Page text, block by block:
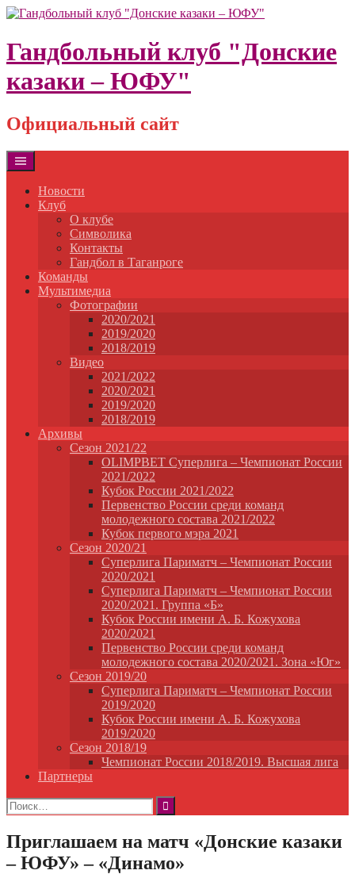
Skip
content
Гандбольный клуб "Донские
казаки – ЮФУ"
Официальный сайт
Новости
Клуб
О клубе
Символика
Контакты
Гандбол в Таганроге
Команды
Мультимедиа
Фотографии
2020/2021
2019/2020
2018/2019
Видео
2021/2022
2020/2021
2019/2020
2018/2019
Архивы
Сезон 2021/22
OLIMPBET Суперлига – Чемпионат России
2021/2022
Кубок России 2021/2022
Первенство России среди команд
молодежного состава 2021/2022
Кубок первого мэра 2021
Сезон 2020/21
Суперлига Париматч – Чемпионат России
2020/2021
Суперлига Париматч – Чемпионат России
2020/2021. Группа «Б»
Кубок России имени А. Б. Кожухова
2020/2021
Первенство России среди команд
молодежного состава 2020/2021. Зона «Юг»
Сезон 2019/20
Суперлига Париматч – Чемпионат России
2019/2020
Кубок России имени А. Б. Кожухова
2019/2020
Сезон 2018/19
Чемпионат России 2018/2019. Высшая лига
Партнеры
Найти:
Приглашаем на матч «Донские казаки
– ЮФУ» – «Динамо»